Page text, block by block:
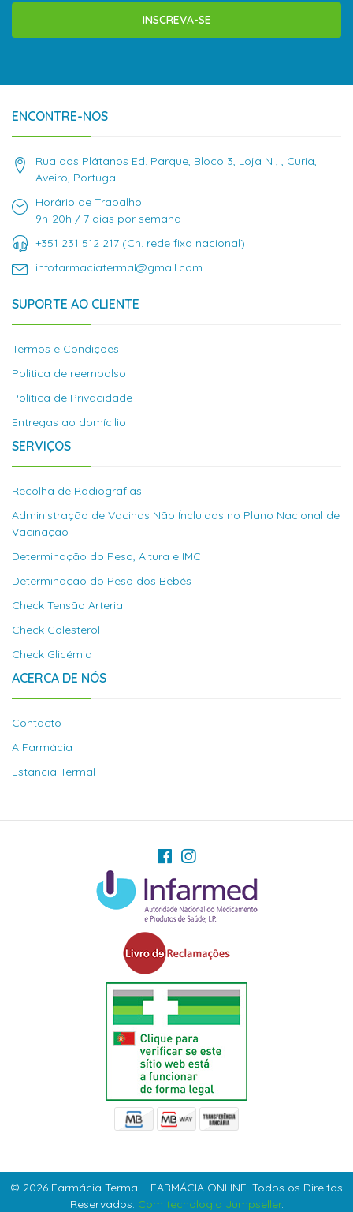
INSCREVA-SE
ENCONTRE-NOS
Rua dos Plátanos Ed. Parque, Bloco 3, Loja N , , Curia,
Aveiro, Portugal
Horário de Trabalho:
9h-20h / 7 dias por semana
+351 231 512 217 (Ch. rede fixa nacional)
infofarmaciatermal@gmail.com
SUPORTE AO CLIENTE
Termos e Condições
Politica de reembolso
Política de Privacidade
Entregas ao domícilio
SERVIÇOS
Recolha de Radiografias
Administração de Vacinas Não Íncluidas no Plano Nacional de
Vacinação
Determinação do Peso, Altura e IMC
Determinação do Peso dos Bebés
Check Tensão Arterial
Check Colesterol
Check Glicémia
ACERCA DE NÓS
Contacto
A Farmácia
Estancia Termal
© 2026 Farmácia Termal - FARMÁCIA ONLINE. Todos os Direitos
Reservados. Com tecnologia Jumpseller.